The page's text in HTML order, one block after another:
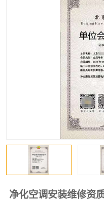
净化空调安装维修资
防爆电气维修安装资质
矿用设备检修资质